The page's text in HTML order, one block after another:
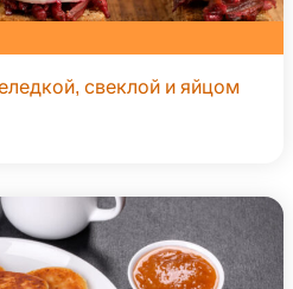
свеклой и яйцом